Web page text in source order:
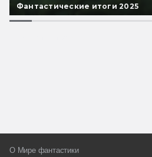
Фантастические итоги 2025
О Мире фантастики